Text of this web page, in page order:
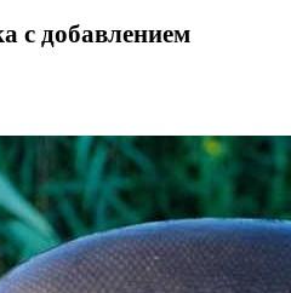
с добавлением